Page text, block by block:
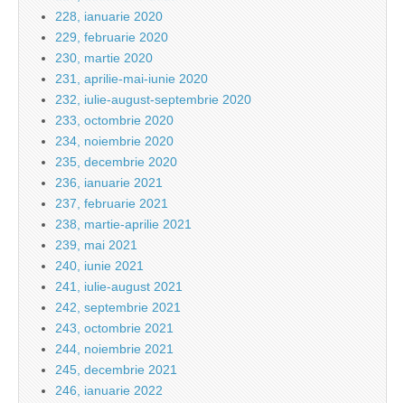
228, ianuarie 2020
229, februarie 2020
230, martie 2020
231, aprilie-mai-iunie 2020
232, iulie-august-septembrie 2020
233, octombrie 2020
234, noiembrie 2020
235, decembrie 2020
236, ianuarie 2021
237, februarie 2021
238, martie-aprilie 2021
239, mai 2021
240, iunie 2021
241, iulie-august 2021
242, septembrie 2021
243, octombrie 2021
244, noiembrie 2021
245, decembrie 2021
246, ianuarie 2022